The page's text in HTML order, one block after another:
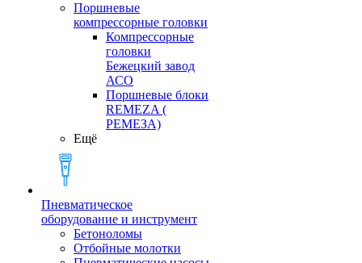
Поршневые
компрессорные головки
Компрессорные
головки
Бежецкий завод
АСО
Поршневые блоки
REMEZA (
РЕМЕЗА)
Ещё
Пневматическое
оборудование и инструмент
Бетоноломы
Отбойные молотки